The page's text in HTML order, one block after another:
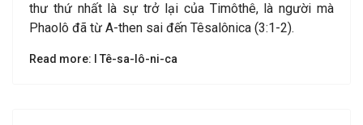
thư thứ nhất là sự trở lại của Timôthê, là người mà
Phaolô đã từ A-then sai đến Têsalônica (3:1-2).
Read more: I Tê-sa-lô-ni-ca